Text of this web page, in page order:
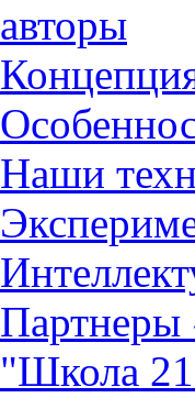
авторы
Наши
"Школа